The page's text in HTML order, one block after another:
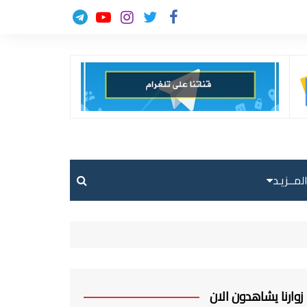
المــزيـد
زوارنا يشاهدون الان